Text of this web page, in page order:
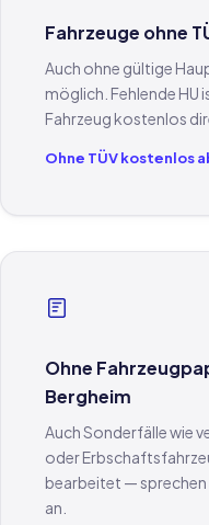
Fahrzeuge ohne
Auch ohne gültige
möglich. Fehlende HU
Fahrzeug kostenlos
Ohne TÜV kostenlos
Ohne
Bergheim
Auch Sonderfälle wie
oder
bearbeitet — sprechen
an.